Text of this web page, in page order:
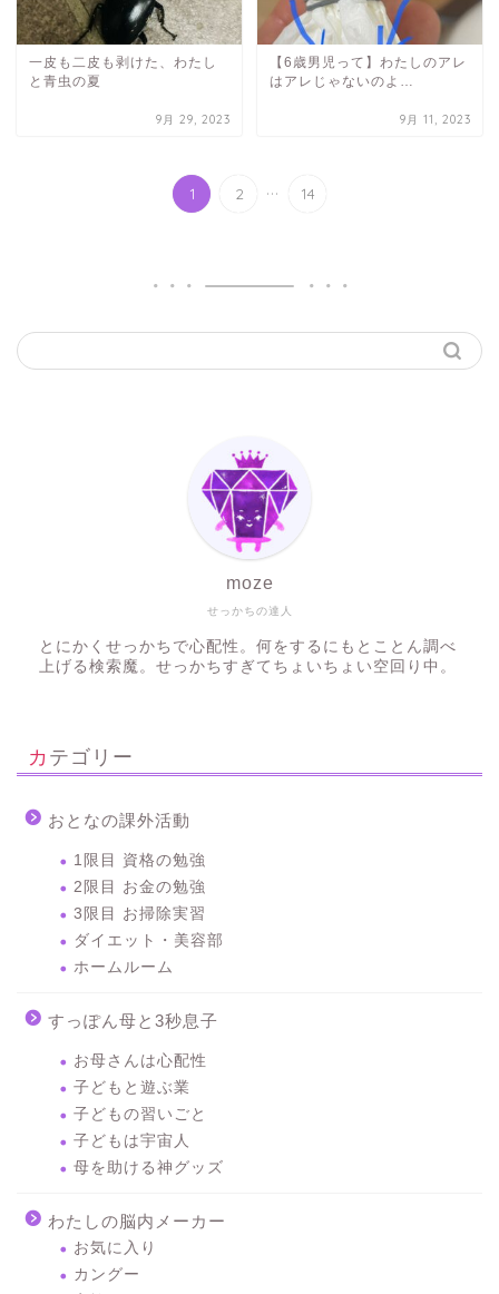
一皮も二皮も剥けた、わたし
と青虫の夏
9月 29, 2023
【6歳男児って】わたしのアレ
はアレじゃないのよ…
9月 11, 2023
1 2 ... 14
せっかちの達人
moze
とにかくせっかちで心配性。何をするにもとことん調べ
上げる検索魔。せっかちすぎてちょいちょい空回り中。
カテゴリー
おとなの課外活動
1限目 資格の勉強
2限目 お金の勉強
3限目 お掃除実習
ダイエット・美容部
ホームルーム
すっぽん母と3秒息子
お母さんは心配性
子どもと遊ぶ業
子どもの習いごと
子どもは宇宙人
母を助ける神グッズ
わたしの脳内メーカー
お気に入り
カングー